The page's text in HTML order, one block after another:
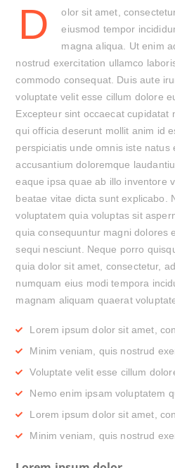
D
olor sit amet,
eiusmod tempor
magna aliqua. Ut enim
nostrud exercitation ullamco
commodo consequat. Duis aute
voluptate velit esse cillum dolore
Excepteur sint occaecat cupidatat
qui officia deserunt mollit anim id
perspiciatis unde omnis iste natus
accusantium doloremque
eaque ipsa quae ab illo inventore
beatae vitae dicta sunt explicabo.
voluptatem quia voluptas sit
quia consequuntur magni dolores
sequi nesciunt. Neque porro
quia dolor sit amet, consectetur,
numquam eius modi tempora
magnam aliquam quaerat
Lorem ipsum dolor sit amet,
Minim veniam, quis nostrud
Voluptate velit esse cillum
Nemo enim ipsam voluptatem
Lorem ipsum dolor sit amet,
Minim veniam, quis nostrud